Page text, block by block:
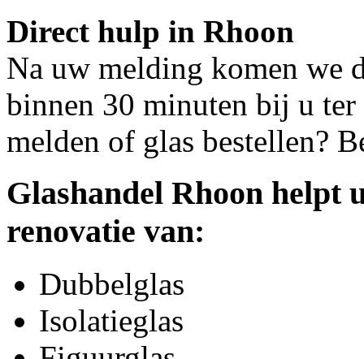
Direct hulp in Rhoon
Na uw melding komen we
binnen 30 minuten bij u ter
melden of glas bestellen?
Glashandel Rhoon helpt
renovatie van:
Dubbelglas
Isolatieglas